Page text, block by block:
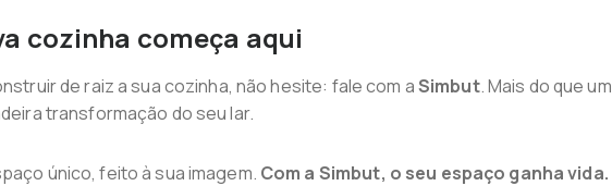
cozinha começa aqui
de raiz a sua cozinha, não hesite: fale com aSimbut. Mais do que um
transformação do seu lar.
único, feito à sua imagem. Com a Simbut, o seu espaço ganha vida.